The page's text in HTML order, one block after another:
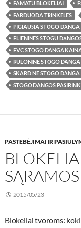
PAMATU BLOKELIAI
PARDUODA TRINKELES
PIGIAUSIA STOGO DANGA
PLIENINES STOGU
PVC STOGO DANGA
RULONINE STOGO DANGA
SKARDINE STOGO
STOGO DANGOS
PASTEBĖJIMAI IR
2015/05/23
Blokeliai tvoroms: